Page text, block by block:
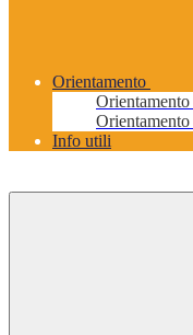
Orientamento
Orientamento
Info utili